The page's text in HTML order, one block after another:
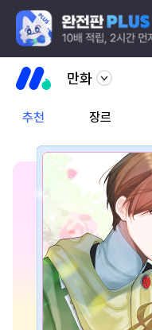
만화
추천 장르